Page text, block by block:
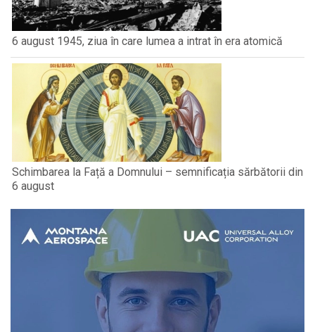
6 august 1945, ziua în care lumea a intrat în era atomică
Schimbarea la Față a Domnului – semnificația sărbătorii din
6 august